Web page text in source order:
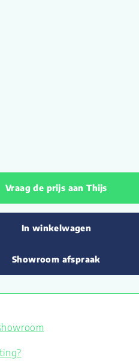
Vraag de prijs aan Thijs
In winkelwagen
Showroom afspraak